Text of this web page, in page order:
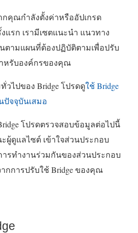
คุณกำลังตั้งค่าหรืออัปเกรด
งแรก เรามีเซตแนะนำ แนวทาง
ตามแผนที่ต้องปฏิบัติตามเพื่อปรับ
หรับองค์กรของคุณ
ไปของ Bridge โปรดดูใช้ Bridge
ปัจจุบันเสมอ
โปรดตรวจสอบข้อมูลต่อไปนี้
ผู้ดูแลไซต์ เข้าใจส่วนประกอบ
ารทำงานร่วมกันของส่วนประกอบ
กการปรับใช้ Bridge ของคุณ